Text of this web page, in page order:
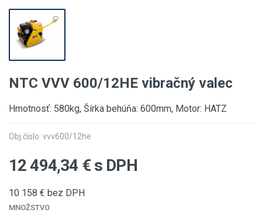
NTC VVV 600/12HE vibračný valec
Hmotnosť: 580kg, Šírka behúňa: 600mm, Motor: HATZ
Obj.číslo: vvv600/12he
12 494,34 € s DPH
10 158 € bez DPH
MNOŽSTVO